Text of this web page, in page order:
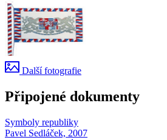
Další fotografie
Připojené dokumenty
Symboly republiky
Pavel Sedláček, 2007